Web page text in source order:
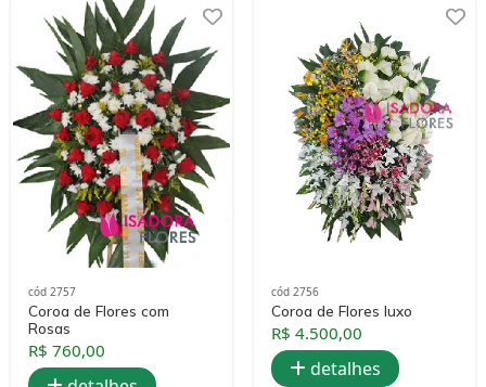
cód 2757
Coroa de Flores com
Rosas
R$ 760,00
cód 2756
Coroa de Flores luxo
R$ 4.500,00
detalhes